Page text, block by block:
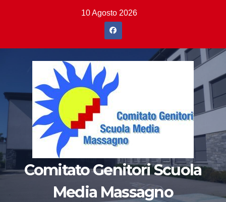
10 Agosto 2026
Comitato Genitori Scuola
Media Massagno